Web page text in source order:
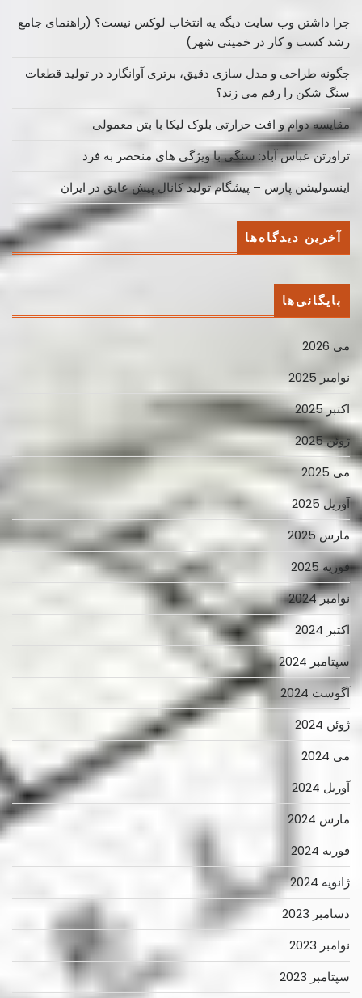
چرا داشتن وب سایت دیگه یه انتخاب لوکس نیست؟ (راهنمای جامع
رشد کسب ‌و کار در خمینی ‌شهر)
چگونه طراحی و مدل سازی دقیق، برتری آوانگارد در تولید قطعات
سنگ شکن را رقم می زند؟
مقایسه دوام و افت حرارتی بلوک لیکا با بتن معمولی
تراورتن عباس آباد: سنگی با ویژگی های منحصر به فرد
اینسولیشن پارس – پیشگام تولید کانال پیش عایق در ایران
آخرین دیدگاه‌ها
بایگانی‌ها
می 2026
نوامبر 2025
اکتبر 2025
ژوئن 2025
می 2025
آوریل 2025
مارس 2025
فوریه 2025
نوامبر 2024
اکتبر 2024
سپتامبر 2024
آگوست 2024
ژوئن 2024
می 2024
آوریل 2024
مارس 2024
فوریه 2024
ژانویه 2024
دسامبر 2023
نوامبر 2023
سپتامبر 2023